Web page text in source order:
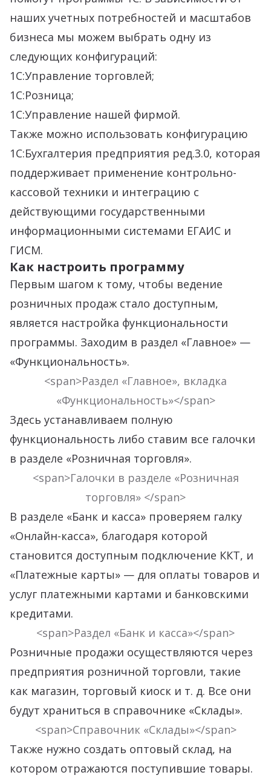
наших учетных потребностей и масштабов
бизнеса мы можем выбрать одну из
следующих конфигураций:
1С:Управление торговлей;
1С:Розница;
1С:Управление нашей фирмой.
Также можно использовать конфигурацию
1С:Бухгалтерия предприятия ред.3.0, которая
поддерживает применение контрольно-
кассовой техники и интеграцию с
действующими государственными
информационными системами ЕГАИС и
ГИСМ.
Как настроить программу
Первым шагом к тому, чтобы ведение
розничных продаж стало доступным,
является настройка функциональности
программы. Заходим в раздел «Главное» —
«Функциональность».
<span>Раздел «Главное», вкладка
«Функциональность»</span>
Здесь устанавливаем полную
функциональность либо ставим все галочки
в разделе «Розничная торговля».
<span>Галочки в разделе «Розничная
торговля» </span>
В разделе «Банк и касса» проверяем галку
«Онлайн-касса», благодаря которой
становится доступным подключение ККТ, и
«Платежные карты» — для оплаты товаров и
услуг платежными картами и банковскими
кредитами.
<span>Раздел «Банк и касса»</span>
Розничные продажи осуществляются через
предприятия розничной торговли, такие
как магазин, торговый киоск и т. д. Все они
будут храниться в справочнике «Склады».
<span>Справочник «Склады»</span>
Также нужно создать оптовый склад, на
котором отражаются поступившие товары.